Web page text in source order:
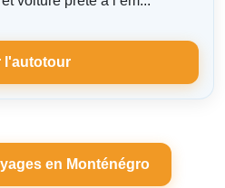
l'autotour
en Monténégro